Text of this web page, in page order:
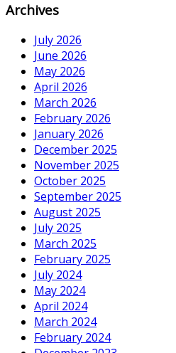
Archives
July 2026
June 2026
May 2026
April 2026
March 2026
February 2026
January 2026
December 2025
November 2025
October 2025
September 2025
August 2025
July 2025
March 2025
February 2025
July 2024
May 2024
April 2024
March 2024
February 2024